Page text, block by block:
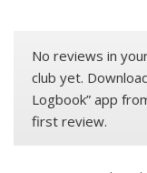
No reviews in
club yet.
Logbook” app
first review.